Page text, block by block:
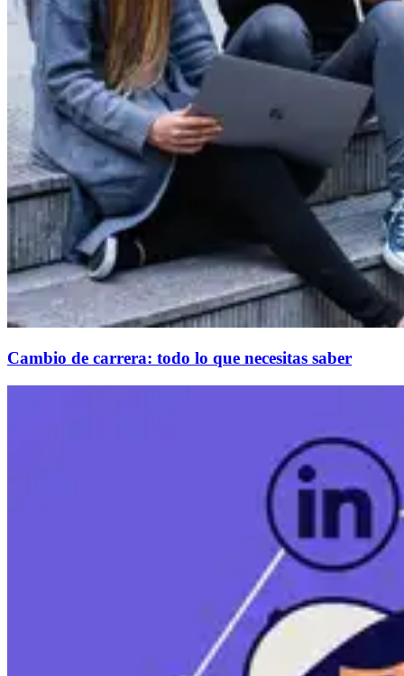
Cambio de carrera: todo lo que necesitas saber